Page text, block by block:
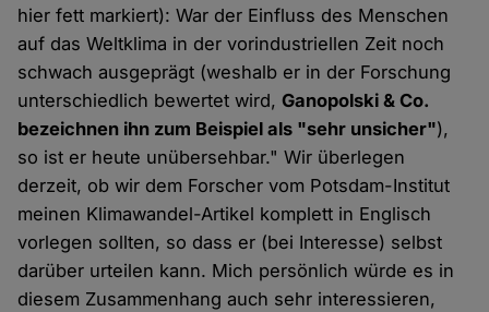
hier fett markiert): War der Einfluss des Menschen
auf das Weltklima in der vorindustriellen Zeit noch
schwach ausgeprägt (weshalb er in der Forschung
unterschiedlich bewertet wird,Ganopolski & Co.
bezeichnen ihn zum Beispiel als "sehr unsicher"),
so ist er heute unübersehbar." Wir überlegen
derzeit, ob wir dem Forscher vom Potsdam-Institut
meinen Klimawandel-Artikel komplett in Englisch
vorlegen sollten, so dass er (bei Interesse) selbst
darüber urteilen kann. Mich persönlich würde es in
diesem Zusammenhang auch sehr interessieren,